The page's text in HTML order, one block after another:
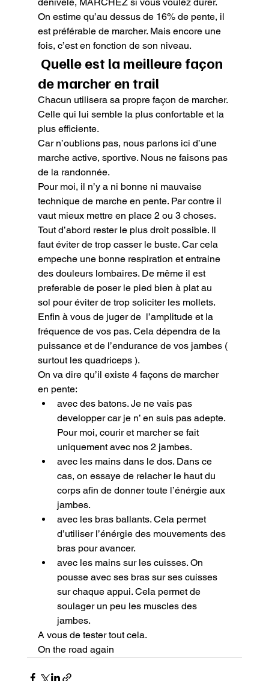
On estime qu’au dessus de 16% de pente, il
est préférable de marcher. Mais encore une
fois, c’est en fonction de son niveau.
Quelle est la meilleure façon
de marcher en trail
Chacun utilisera sa propre façon de marcher.
Celle qui lui semble la plus confortable et la
plus efficiente.
Car n’oublions pas, nous parlons ici d’une
marche active, sportive. Nous ne faisons pas
de la randonnée.
Pour moi, il n’y a ni bonne ni mauvaise
technique de marche en pente. Par contre il
vaut mieux mettre en place 2 ou 3 choses.
Tout d’abord rester le plus droit possible. Il
faut éviter de trop casser le buste. Car cela
empeche une bonne respiration et entraine
des douleurs lombaires. De même il est
preferable de poser le pied bien à plat au
sol pour éviter de trop soliciter les mollets.
Enfin à vous de juger de  l’amplitude et la
fréquence de vos pas. Cela dépendra de la
puissance et de l’endurance de vos jambes (
surtout les quadriceps ).
On va dire qu’il existe 4 façons de marcher
en pente:
avec des batons. Je ne vais pas
developper car je n’ en suis pas adepte.
Pour moi, courir et marcher se fait
uniquement avec nos 2 jambes.
avec les mains dans le dos. Dans ce
cas, on essaye de relacher le haut du
corps afin de donner toute l’énérgie aux
jambes.
avec les bras ballants. Cela permet
d’utiliser l’énérgie des mouvements des
bras pour avancer.
avec les mains sur les cuisses. On
pousse avec ses bras sur ses cuisses
sur chaque appui. Cela permet de
soulager un peu les muscles des
jambes.
A vous de tester tout cela.
On the road again